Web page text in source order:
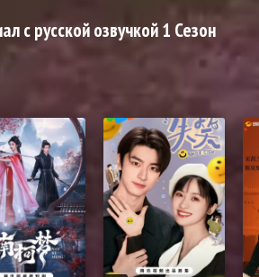
с русской озвучкой 1 Сезон